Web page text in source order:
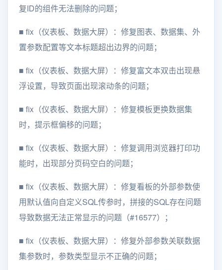
复ID的组件无法删除的问题；
■ fix（仪表板、数据大屏）：修复图表、数据集、外
置参数配置等文本标题超出边界的问题；
■ fix（仪表板、数据大屏）：修复富文本双击出现悬
浮设置，导致页面出现滚动条的问题；
■ fix（仪表板、数据大屏）：修复模板更换数据集
时，提示框偏移的问题；
■ fix（仪表板、数据大屏）：修复调用浏览器打印功
能时，出现部分页码空白的问题；
■ fix（仪表板、数据大屏）：修复看板的外部参数使
用默认值向自定义SQL传参时，拼接的SQL存在问题
导致数据无法正常显示的问题（#16577）；
■ fix（仪表板、数据大屏）：修复外部参数关联数据
集参数时，参数类型显示不正确的问题；